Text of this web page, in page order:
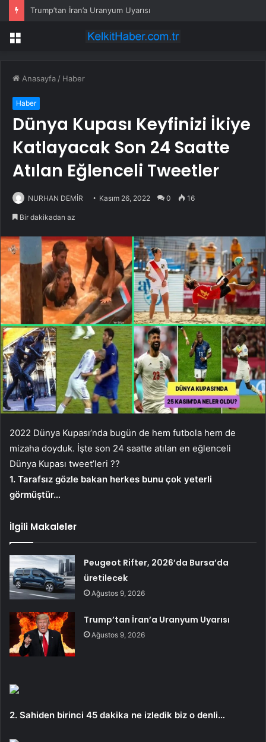
Trump’tan İran’a Uranyum Uyarısı
Menü
Anasayfa / Haber
Haber
Dünya Kupası Keyfinizi İkiye
Katlayacak Son 24 Saatte
Atılan Eğlenceli Tweetler
NURHAN DEMİR Kasım 26, 2022 0 16
Bir dakikadan az
2022 Dünya Kupası’nda bugün de hem futbola hem de
mizaha doyduk. İşte son 24 saatte atılan en eğlenceli
Dünya Kupası tweet’leri ??
1. Tarafsız gözle bakan herkes bunu çok yeterli
görmüştür…
İlgili Makaleler
Peugeot Rifter, 2026’da Bursa’da
üretilecek
Ağustos 9, 2026
Trump’tan İran’a Uranyum Uyarısı
Ağustos 9, 2026
2. Sahiden birinci 45 dakika ne izledik biz o denli…